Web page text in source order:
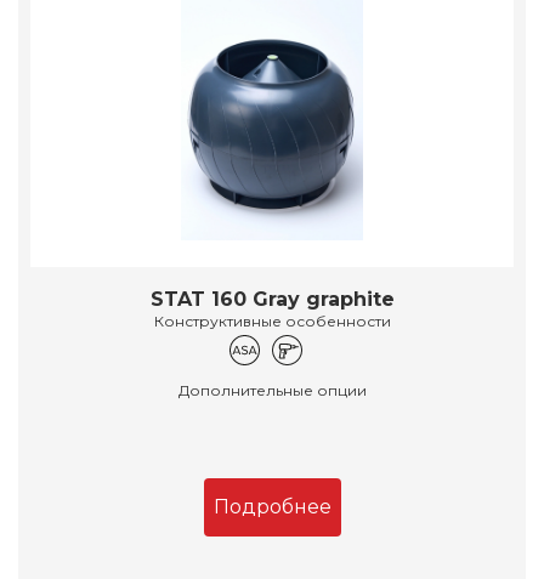
STAT 160 Gray graphite
Конструктивные особенности
Дополнительные опции
Подробнее